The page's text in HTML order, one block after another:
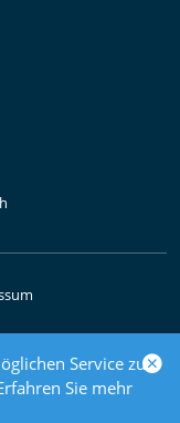
Service zu
Sie mehr